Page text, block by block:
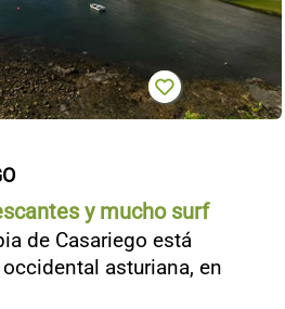
y mucho surf
de Casariego está
asturiana, en